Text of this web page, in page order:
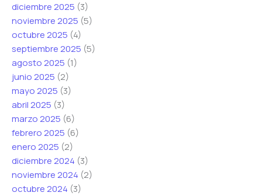
diciembre 2025 (3)
noviembre 2025 (5)
octubre 2025 (4)
septiembre 2025 (5)
agosto 2025 (1)
junio 2025 (2)
mayo 2025 (3)
abril 2025 (3)
marzo 2025 (6)
febrero 2025 (6)
enero 2025 (2)
diciembre 2024 (3)
noviembre 2024 (2)
octubre 2024 (3)